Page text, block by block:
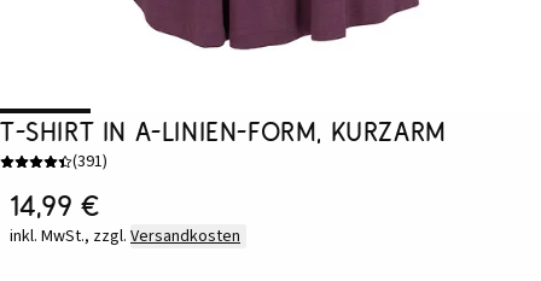
T-Shirt in A-Linien-Form, kurzarm
(391)
14,99 €
inkl. MwSt., zzgl. Versandkosten